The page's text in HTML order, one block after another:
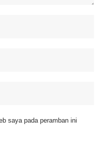
saya pada peramban ini